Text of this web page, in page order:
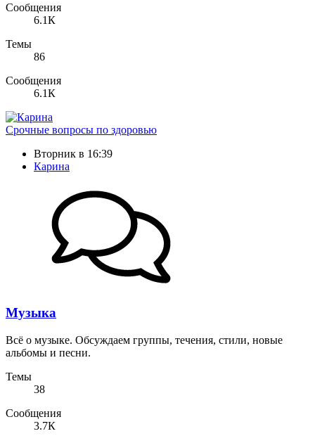
Сообщения
6.1К
Темы
86
Сообщения
6.1К
Срочные вопросы по здоровью
Вторник в 16:39
Карина
Музыка
Всё о музыке. Обсуждаем группы, течения, стили, новые
альбомы и песни.
Темы
38
Сообщения
3.7К